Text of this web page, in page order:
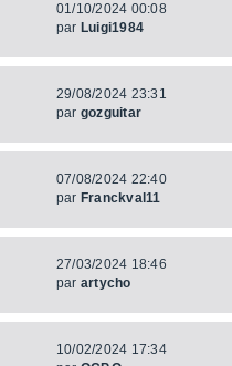
01/10/2024 00:08
par Luigi1984
29/08/2024 23:31
par gozguitar
07/08/2024 22:40
par Franckval11
27/03/2024 18:46
par artycho
10/02/2024 17:34